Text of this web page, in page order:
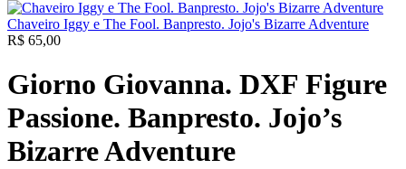
Chaveiro Iggy e The Fool. Banpresto. Jojo's Bizarre Adventure
R$ 65,00
Giorno Giovanna. DXF Figure
Passione. Banpresto. Jojo’s
Bizarre Adventure